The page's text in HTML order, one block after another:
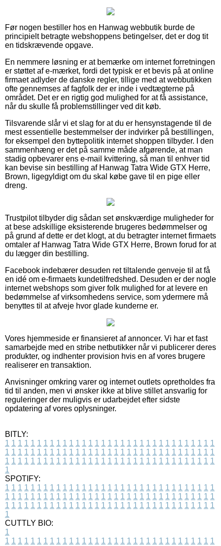
Før nogen bestiller hos en Hanwag webbutik burde de
principielt betragte webshoppens betingelser, det er dog tit
en tidskrævende opgave.
En nemmere løsning er at bemærke om internet forretningen
er støttet af e-mærket, fordi det typisk er et bevis på at online
firmaet adlyder de danske regler, tillige med at webbutikken
ofte gennemses af fagfolk der er inde i vedtægterne på
området. Det er en rigtig god mulighed for at få assistance,
når du skulle få problemstillinger ved dit køb.
Tilsvarende slår vi et slag for at du er hensynstagende til de
mest essentielle bestemmelser der indvirker på bestillingen,
for eksempel den byttepolitik internet shoppen tilbyder. I den
sammenhæng er det på samme måde afgørende, at man
stadig opbevarer ens e-mail kvittering, så man til enhver tid
kan bevise sin bestilling af Hanwag Tatra Wide GTX Herre,
Brown, ligegyldigt om du skal købe gave til en pige eller
dreng.
Trustpilot tilbyder dig sådan set ønskværdige muligheder for
at bese adskillige eksisterende brugeres bedømmelser og
på grund af dette er det klogt, at du betragter internet firmaets
omtaler af Hanwag Tatra Wide GTX Herre, Brown forud for at
du lægger din bestilling.
Facebook indebærer desuden ret tiltalende genveje til at få
en idé om e-firmaets kundetilfredshed. Desuden er der nogle
internet webshops som giver folk mulighed for at levere en
bedømmelse af virksomhedens service, som ydermere må
benyttes til at afveje hvor glade kunderne er.
Vores hjemmeside er finansieret af annoncer. Vi har et fast
samarbejde med en stribe netbutikker når vi publicerer deres
produkter, og indhenter provision hvis en af vores brugere
realiserer en transaktion.
Anvisninger omkring varer og internet outlets opretholdes fra
tid til anden, men vi ønsker ikke at blive stillet ansvarlig for
reguleringer der muligvis er udarbejdet efter sidste
opdatering af vores oplysninger.
BITLY:
1 1 1 1 1 1 1 1 1 1 1 1 1 1 1 1 1 1 1 1 1 1 1 1 1 1 1 1 1 1 1 1 1
1 1 1 1 1 1 1 1 1 1 1 1 1 1 1 1 1 1 1 1 1 1 1 1 1 1 1 1 1 1 1 1 1
1 1 1 1 1 1 1 1 1 1 1 1 1 1 1 1 1 1 1 1 1 1 1 1 1 1 1 1 1 1 1 1 1
1
SPOTIFY:
1 1 1 1 1 1 1 1 1 1 1 1 1 1 1 1 1 1 1 1 1 1 1 1 1 1 1 1 1 1 1 1 1
1 1 1 1 1 1 1 1 1 1 1 1 1 1 1 1 1 1 1 1 1 1 1 1 1 1 1 1 1 1 1 1 1
1 1 1 1 1 1 1 1 1 1 1 1 1 1 1 1 1 1 1 1 1 1 1 1 1 1 1 1 1 1 1 1 1
1
CUTTLY BIO:
1
1 1 1 1 1 1 1 1 1 1 1 1 1 1 1 1 1 1 1 1 1 1 1 1 1 1 1 1 1 1 1 1 1